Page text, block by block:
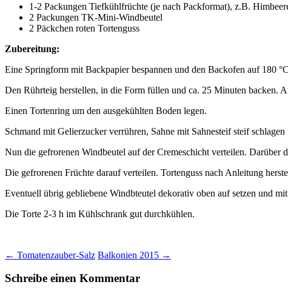
1-2 Packungen Tiefkühlfrüchte (je nach Packformat), z.B.
2 Packungen TK-Mini-Windbeutel
2 Päckchen roten Tortenguss
Zubereitung:
Eine Springform mit Backpapier bespannen und den Backofen auf 180
Den Rührteig herstellen, in die Form füllen und ca. 25 Minuten backen.
Einen Tortenring um den ausgekühlten Boden legen.
Schmand mit Gelierzucker verrühren, Sahne mit Sahnesteif steif
Nun die gefrorenen Windbeutel auf der Cremeschicht verteilen. Darüber
Die gefrorenen Früchte darauf verteilen. Tortenguss nach Anleitung
Eventuell übrig gebliebene Windbteutel dekorativ oben auf setzen und
Die Torte 2-3 h im Kühlschrank gut durchkühlen.
Beitragsnavigation
← Tomatenzauber-Salz Balkonien 2015 →
Schreibe einen Kommentar